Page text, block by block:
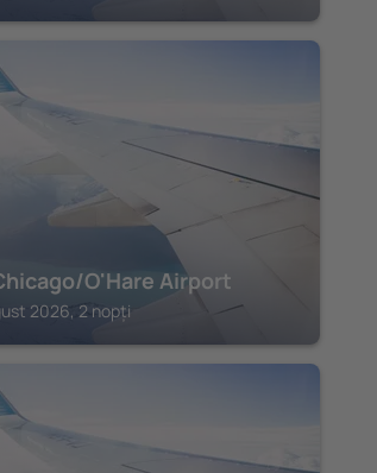
O'Hare Airport
2026, 2 nopți